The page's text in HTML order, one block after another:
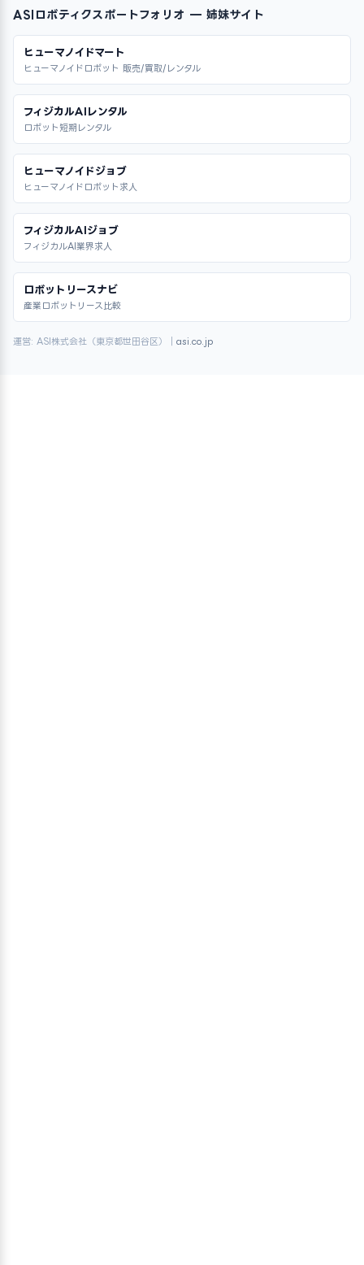
ASIロボティクスポートフォリオ — 姉妹サイト
ヒューマノイドマート
ヒューマノイドロボット 販売/買取/レンタル
フィジカルAIレンタル
ロボット短期レンタル
ヒューマノイドジョブ
ヒューマノイドロボット求人
フィジカルAIジョブ
フィジカルAI業界求人
ロボットリースナビ
産業ロボットリース比較
運営: ASI株式会社（東京都世田谷区）｜ asi.co.jp